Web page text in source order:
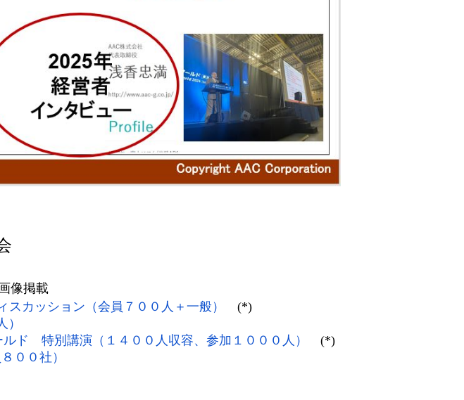
像掲載
カッション（会員７００人＋一般）
(*)
ド 特別講演（１４００人収容、参加１０００人）
(*)
００社）